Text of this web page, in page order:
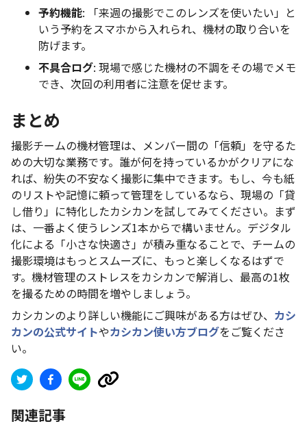
予約機能: 「来週の撮影でこのレンズを使いたい」と
いう予約をスマホから入れられ、機材の取り合いを
防げます。
不具合ログ: 現場で感じた機材の不調をその場でメモ
でき、次回の利用者に注意を促せます。
まとめ
撮影チームの機材管理は、メンバー間の「信頼」を守るた
めの大切な業務です。誰が何を持っているかがクリアにな
れば、紛失の不安なく撮影に集中できます。もし、今も紙
のリストや記憶に頼って管理をしているなら、現場の「貸
し借り」に特化したカシカンを試してみてください。まず
は、一番よく使うレンズ1本からで構いません。デジタル
化による「小さな快適さ」が積み重なることで、チームの
撮影環境はもっとスムーズに、もっと楽しくなるはずで
す。機材管理のストレスをカシカンで解消し、最高の1枚
を撮るための時間を増やしましょう。
カシカンのより詳しい機能にご興味がある方はぜひ、 カシ
カンの公式サイトやカシカン使い方ブログをご覧くださ
い。
関連記事